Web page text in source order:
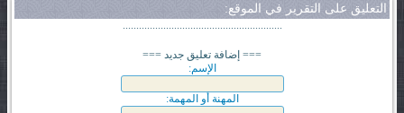
التعليق على التقرير في الموقع:
=== إضافة تعليق جديد ===
الإسم:
المهنة أو المهمة: